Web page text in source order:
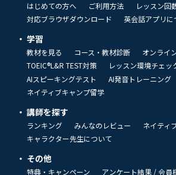
はじめての方へ ご利用方法 レッスン回
対応ブラウザダウンロード
英会話アプリに
学習
教材を見る コース・教材診断 オンライ
TOEIC®L&R TEST対策
レッスン環境チェッ
AIスピーキングテスト
AI発音トレーニング
ネイティブキャンプ留学
講師を探す
ランキング みんなのレビュー ネイティ
キャラクター先生について
その他
特典・キャンペーン アンケート結果 / 会員